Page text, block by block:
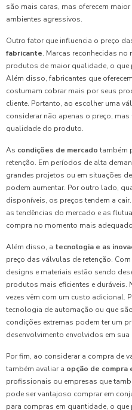
são mais caras, mas oferecem
ambientes agressivos.
Outro fator que influencia o preço
fabricante. Marcas reconhecidas no
produtos de maior qualidade, o que
Além disso, fabricantes que
costumam cobrar mais por seus
cliente. Portanto, ao escolher uma
considerar não apenas o preço,
qualidade do produto.
As condições de mercado também
retenção. Em períodos de alta
grandes projetos ou em situações
podem aumentar. Por outro lado,
disponíveis, os preços tendem a
as tendências do mercado e as
compra no momento mais
Além disso, a tecnologia e as
preço das válvulas de retenção.
designs e materiais estão sendo
produtos mais eficientes e duráveis.
vezes vêm com um custo adicional.
tecnologia de automação ou que
condições extremas podem ter um
desenvolvimento envolvidos em sua
Por fim, ao considerar a compra de
também avaliar a opção de compra
profissionais ou empresas que
pode ser vantajoso comprar em
para compras em quantidade, o